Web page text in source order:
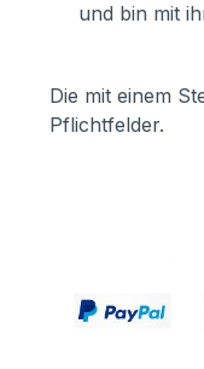
und bin mit
Die mit einem
Pflichtfelder.